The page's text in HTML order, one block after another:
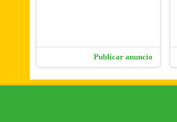
Publicar anuncio